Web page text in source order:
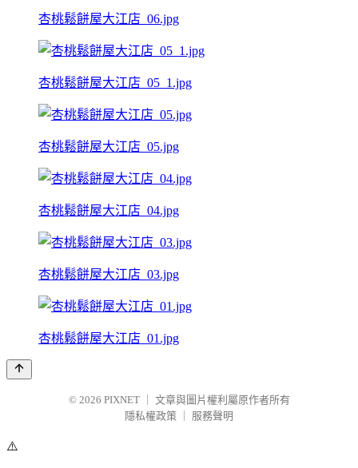
杏桃鬆餅屋大江店_06.jpg
杏桃鬆餅屋大江店_05_1.jpg
杏桃鬆餅屋大江店_05.jpg
杏桃鬆餅屋大江店_04.jpg
杏桃鬆餅屋大江店_03.jpg
杏桃鬆餅屋大江店_01.jpg
© 2026 PIXNET
文章與圖片權利屬原作者所有
隱私權政策
服務聲明
⚠️